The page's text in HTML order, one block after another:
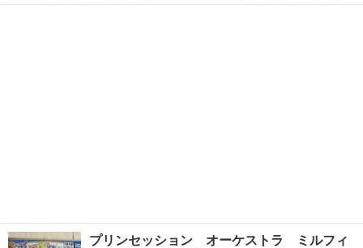
ラ教室 第45回…
プリンセッション オーケストラ ミルフィ